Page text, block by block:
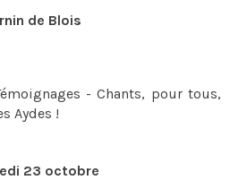
de Blois
- Chants, pour tous,
Aydes !
23 octobre